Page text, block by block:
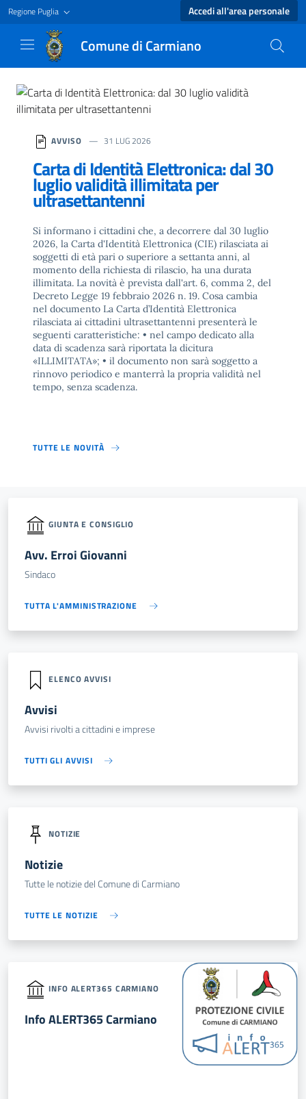
Regione Puglia Accedi all'area personale
Comune di Carmiano
Homepage - Comune di Carmiano
AVVISO 31 LUG 2026
Carta di Identità Elettronica: dal 30
luglio validità illimitata per
ultrasettantenni
Si informano i cittadini che, a decorrere dal 30 luglio
2026, la Carta d'Identità Elettronica (CIE) rilasciata ai
soggetti di età pari o superiore a settanta anni, al
momento della richiesta di rilascio, ha una durata
illimitata. La novità è prevista dall'art. 6, comma 2, del
Decreto Legge 19 febbraio 2026 n. 19. Cosa cambia
nel documento La Carta d’Identità Elettronica
rilasciata ai cittadini ultrasettantenni presenterà le
seguenti caratteristiche: • nel campo dedicato alla
data di scadenza sarà riportata la dicitura
«ILLIMITATA»; • il documento non sarà soggetto a
rinnovo periodico e manterrà la propria validità nel
tempo, senza scadenza.
TUTTE LE NOVITÀ
GIUNTA E CONSIGLIO
Avv. Erroi Giovanni
Sindaco
TUTTA L'AMMINISTRAZIONE
ELENCO AVVISI
Avvisi
Avvisi rivolti a cittadini e imprese
TUTTI GLI AVVISI
NOTIZIE
Notizie
Tutte le notizie del Comune di Carmiano
TUTTE LE NOTIZIE
INFO ALERT365 CARMIANO
Info ALERT365 Carmiano